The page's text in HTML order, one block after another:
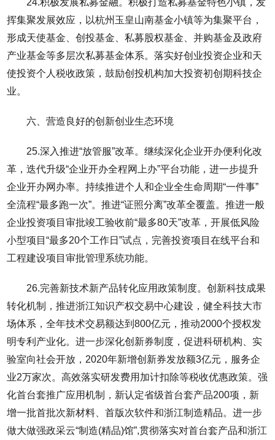
挥集聚发展效应，以杭州玉皇山南基金小镇等为集聚平台，
形成天使基金、创投基金、私募股权基金、并购基金及政府
产业基金等多层次私募基金体系。落实好创业投资企业和天
使投资个人税收政策，鼓励创投机构加大投资初创期科技企
业。
六、营造良好的创新创业生态环境
25.深入推进“放管服”改革。继续深化企业开办便利化改
革，迭代升级“企业开办全程网上办”平台功能，进一步提升
企业开办网办率。持续推进个人和企业全生命周期“一件事”
全流程“最多跑一次”。推进“证照分离”改革全覆盖。推进一般
企业投资项目审批竣工验收前“最多80天”改革，开展低风险
小型项目“最多20个工作日”试点，完善投资项目在线平台和
工程建设项目审批管理系统功能。
26.完善新技术新产品转化应用政策制度。创新科技成果
转化机制，推进浙江知识产权交易中心建设，健全科技大市
场体系，全年技术交易额达到800亿元，推动2000个授权发
明专利产业化。进一步深化创新券制度，促进科研机构、实
验室向社会开放，2020年新增创新券发放额3亿元，服务企
业2万家次。高效落实研发费用加计扣除等税收优惠政策。强
化首台套推广应用机制，新认定省级首台套产品200项，新
增一批首批次新材料、首版次软件和浙江制造精品。进一步
做大做强政采云“制造(精品)馆”,贯彻落实对首台套产品和浙江